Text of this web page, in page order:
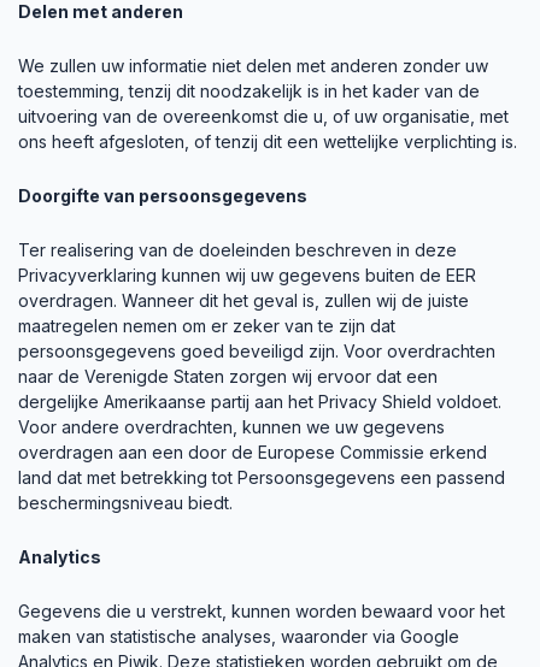
Delen met anderen
We zullen uw informatie niet delen met anderen zonder uw
toestemming, tenzij dit noodzakelijk is in het kader van de
uitvoering van de overeenkomst die u, of uw organisatie, met
ons heeft afgesloten, of tenzij dit een wettelijke verplichting is.
Doorgifte van persoonsgegevens
Ter realisering van de doeleinden beschreven in deze
Privacyverklaring kunnen wij uw gegevens buiten de EER
overdragen. Wanneer dit het geval is, zullen wij de juiste
maatregelen nemen om er zeker van te zijn dat
persoonsgegevens goed beveiligd zijn. Voor overdrachten
naar de Verenigde Staten zorgen wij ervoor dat een
dergelijke Amerikaanse partij aan het Privacy Shield voldoet.
Voor andere overdrachten, kunnen we uw gegevens
overdragen aan een door de Europese Commissie erkend
land dat met betrekking tot Persoonsgegevens een passend
beschermingsniveau biedt.
Analytics
Gegevens die u verstrekt, kunnen worden bewaard voor het
maken van statistische analyses, waaronder via Google
Analytics en Piwik. Deze statistieken worden gebruikt om de